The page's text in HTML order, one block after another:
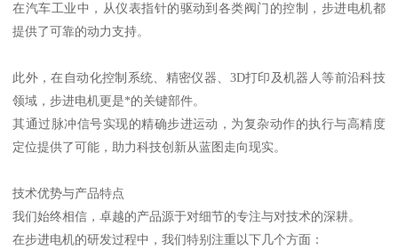
在汽车工业中，从仪表指针的驱动到各类阀门的控制，步进电机都
提供了可靠的动力支持。
此外，在自动化控制系统、精密仪器、3D打印及机器人等前沿科技
领域，步进电机更是*的关键部件。
其通过脉冲信号实现的精确步进运动，为复杂动作的执行与高精度
定位提供了可能，助力科技创新从蓝图走向现实。
技术优势与产品特点
我们始终相信，卓越的产品源于对细节的专注与对技术的深耕。
在步进电机的研发过程中，我们特别注重以下几个方面：